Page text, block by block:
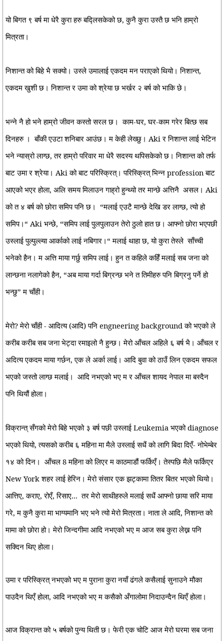
यो बिगत ९ बर्ष मा धेरै कुरा हरु बद्लिसकेको छ, कुनै कुरा उस्तै छ भनि हाम्रो
मित्रता।
निशान्त को बिहे भै सक्यो। उस्ले उमालाई एकदम मन पराएको थियो। निशान्त,
एकदम खुशी छ। निशान्त र उमा को श्रेया छ भर्खर २ बर्ष को भाकि छे।
भन्ने नै हो भने हाम्रो जीवन कस्तो सरल छ। काम-घर, घर-काम गरेर बित्छ सब
दिनहरु । बाँकी एउटा शनिबार आउंछ। म केही लेख्छु। Aki र निशान्त लाई भेटिन
भने न्यास्रो लाग्छ, तर हाम्रो परिवार मा धेरै सदस्य थपिसकेको छ। निशान्त को तर्फ
बाट उमा र श्रेया। Aki को बाट परिस्क्रित्। परिस्क्रित् भिन्न profession बाट
आएको भएर होला, अलि समय मिलाउन गाह्रो हुन्थ्यो तर मान्छे अत्तिनै असल। Aki
को त ४ बर्ष को छोरा समिप पनि छ। “मलाई एउटै मान्छे देखि डर लाग्छ, त्यो हो
समिप।“ Aki भन्छे, “समिप लाई पुलपुलाउन तेरो ठुलो हात छ। आफ्नो छोरा भएपछी
उस्लाई पुल्पुल्ल्या आर्काको लाई नबिगार।“ मलाई थाहा छ, यो कुरा तेस्ले साँच्ची
भनेको हैन। म अत्ति माया गर्छु समिप लाई। हुन त कहिले कहिँ मलाई सब जना को
लान्छना नलागेको हैन, “अब माया गर्दा बिग्रन्छ भने त तिमीहरु पनि बिग्रनु पर्ने हो
भन्छु” म चाँही।
मेरो? मेरो चाँही - आदित्य (आदि) पनि engneering background को भएको ले
करीब करीब सब जना भेट्दा रमाइलो नै हुन्छ। मेरो आँचल अहिले ६ बर्ष भै। आँचल र
अदित्य एकदम माया गर्छन, एक ले अर्का लाई। आदि बुवा को ठाउँ लिन एकदम सफल
भएको जस्तो लाग्छ मलाई। आदि नभएको भए म र आँचल शायद नेपाल मा बस्दैन
पनि थियौं होला।
विक्रान्त् सँगको मेरो बिहे भएको ३ बर्ष पछी उस्लाई Leukemia भएको diagnose
भएको थियो, त्यसको करीब ६ महिना मा मैले उस्लाई सधैं को लागि बिदा दिएँ- नोभेम्बेर
१४ को दिन। आँचल 8 महिना को लिएर म काठमाडौं फर्किएँ। तेस्पछि मैले फर्किएर
New York शहर लाई हेरिन। मेरो संसार एक झट्कामा तितर बितर भएको थियो।
आत्तिए, कराए, रोएँ, रिसाए... तर मेरो साथीहरुले मलाई सधैं आफ्नो छाया सरि माया
गरे, म कुनै कुरा मा भाग्यमानि भए भने त्यो मेरो मित्रता। नाता ले आदि, निशान्त को
मामा को छोरा हो। मेरो जिन्दगीमा आदि नभएको भए म आज सब कुरा लेख्न पनि
सक्दिन थिए होला।
उमा र परिस्क्रित् नभएको भए म पुराना कुरा नयाँ ढंगले कसैलाई सुनाउने मौका
पाउदैन थिएँ होला, आदि नभएको भए म कसैको अँगालोमा निदाउन्दैन थिएँ होला।
आज विक्रान्त को ५ बर्षको पुन्य थिती छ। फेरी एक चोटि आज मेरो घरमा सब जना